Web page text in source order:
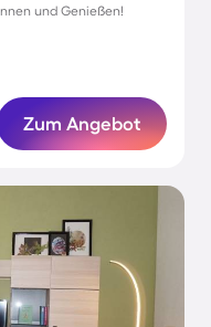
und Genießen!
Zum Angebot